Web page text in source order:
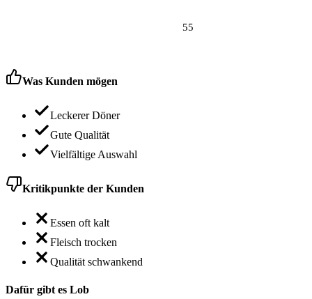
55
Was Kunden mögen
Leckerer Döner
Gute Qualität
Vielfältige Auswahl
Kritikpunkte der Kunden
Essen oft kalt
Fleisch trocken
Qualität schwankend
Dafür gibt es Lob